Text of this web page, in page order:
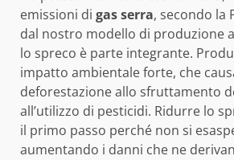
emissioni di gas serra, secondo la
dal nostro modello di produzione
lo spreco è parte integrante.
impatto ambientale forte, che
deforestazione allo sfruttamento
all’utilizzo di pesticidi. Ridurre lo
il primo passo perché non si
aumentando i danni che ne